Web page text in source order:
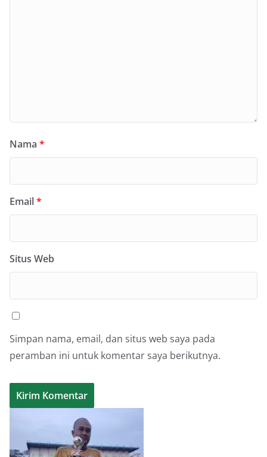
Nama *
Email*
Situs Web
Simpan nama, email, dan situs web saya pada
peramban ini untuk komentar saya berikutnya.